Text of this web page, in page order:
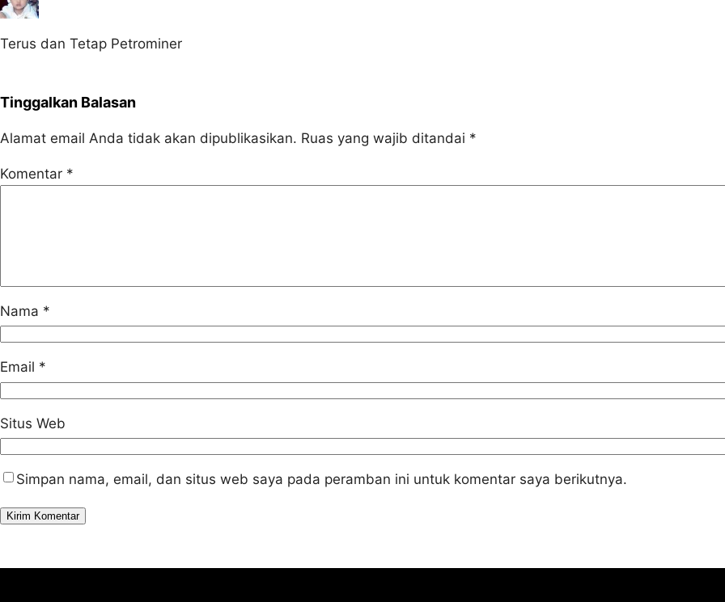
Terus dan Tetap Petrominer
Tinggalkan Balasan
Alamat email Anda tidak akan dipublikasikan. Ruas yang wajib ditandai *
Komentar *
Nama *
Email *
Situs Web
Simpan nama, email, dan situs web saya pada peramban ini untuk komentar saya berikutnya.